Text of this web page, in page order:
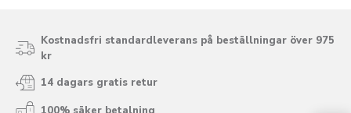
Kostnadsfri standardleverans på beställningar över 975
kr
14 dagars gratis retur